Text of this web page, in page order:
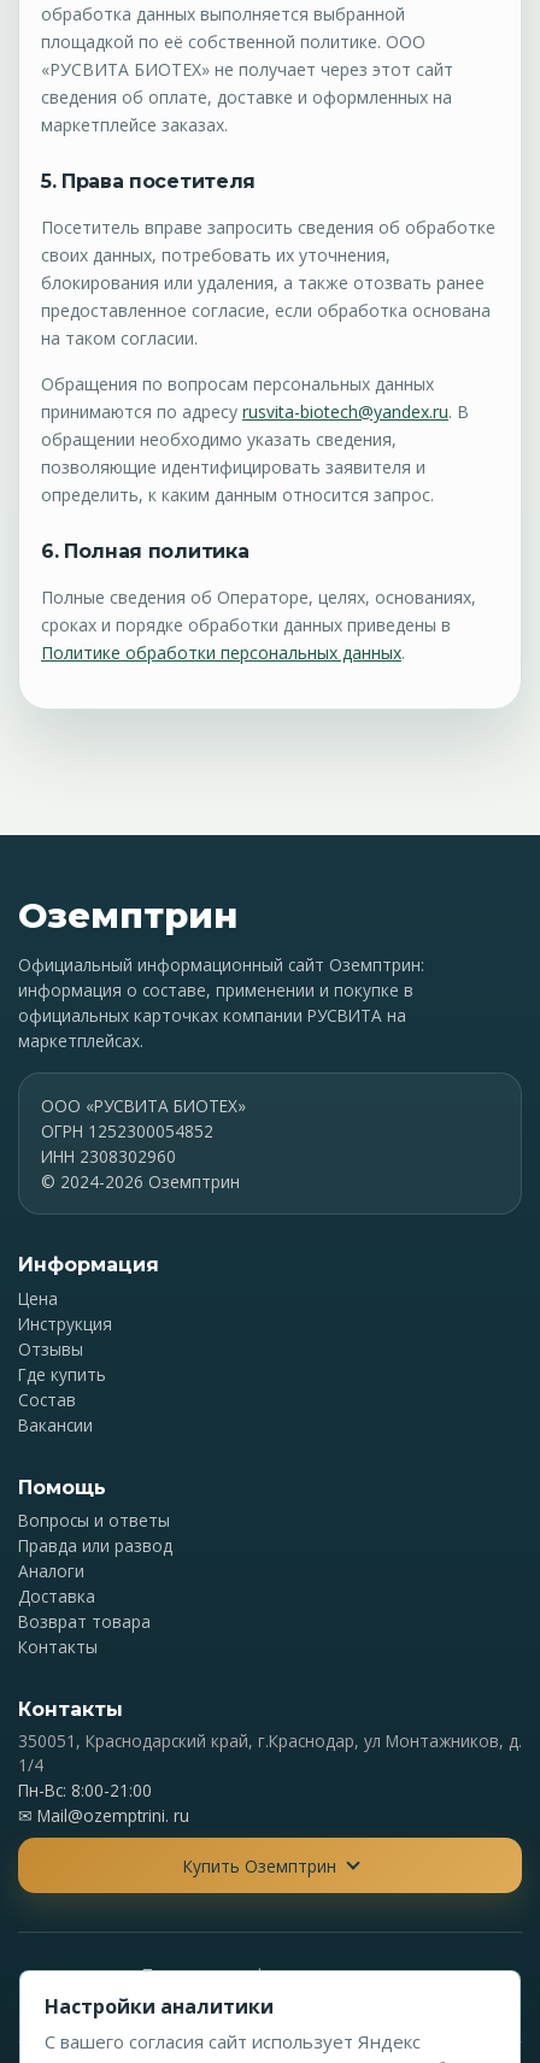
обработка данных выполняется выбранной
площадкой по её собственной политике. ООО
«РУСВИТА БИОТЕХ» не получает через этот сайт
сведения об оплате, доставке и оформленных на
маркетплейсе заказах.
5. Права посетителя
Посетитель вправе запросить сведения об обработке
своих данных, потребовать их уточнения,
блокирования или удаления, а также отозвать ранее
предоставленное согласие, если обработка основана
на таком согласии.
Обращения по вопросам персональных данных
принимаются по адресу rusvita-biotech@yandex.ru. В
обращении необходимо указать сведения,
позволяющие идентифицировать заявителя и
определить, к каким данным относится запрос.
6. Полная политика
Полные сведения об Операторе, целях, основаниях,
сроках и порядке обработки данных приведены в
Политике обработки персональных данных.
Оземптрин
Официальный информационный сайт Оземптрин:
информация о составе, применении и покупке в
официальных карточках компании РУСВИТА на
маркетплейсах.
ООО «РУСВИТА БИОТЕХ»
ОГРН 1252300054852
ИНН 2308302960
© 2024-2026 Оземптрин
Информация
Цена
Инструкция
Отзывы
Где купить
Состав
Вакансии
Помощь
Вопросы и ответы
Правда или развод
Аналоги
Доставка
Возврат товара
Контакты
Контакты
350051, Краснодарский край, г.Краснодар, ул Монтажников, д.
1/4
Пн-Вс: 8:00-21:00
✉ Mail@ozemptrini. ru
Купить Оземптрин
Политика конфиденциальности
Политика обработки персональных данных
Настройки аналитики
С вашего согласия сайт использует Яндекс